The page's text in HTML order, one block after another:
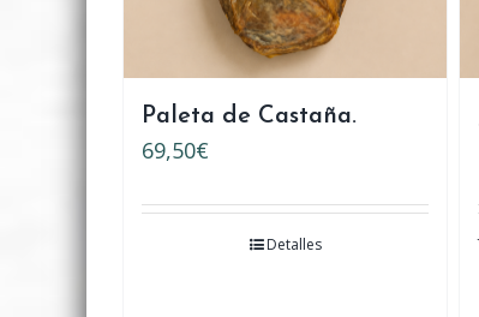
Paleta de Castaña.
69,50€
Detalles